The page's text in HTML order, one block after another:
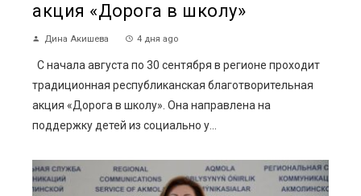
акция «Дорога в школу»
Дина Акишева 4 дня ago
С начала августа по 30 сентября в регионе проходит
традиционная республиканская благотворительная
акция «Дорога в школу». Она направлена на
поддержку детей из социально у...